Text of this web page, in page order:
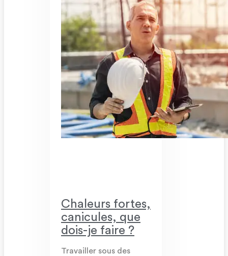
Chaleurs fortes,
canicules, que
dois-je faire ?
Travailler sous des